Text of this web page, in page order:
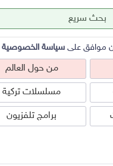
موافق على سياسة الخصوصية
من حول العالم
مسلسلات تركية
برامج تلفزيون